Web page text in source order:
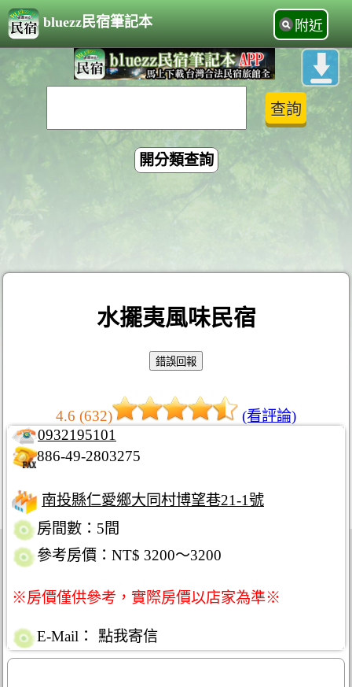
bluezz民宿筆記本 附近
開分類查詢
水擺夷風味民宿
4.6 (632)
(看評論)
0932195101
886-49-2803275
南投縣仁愛鄉大同村博望巷21-1號
房間數：5間
參考房價：NT$ 3200～3200
※房價僅供參考，實際房價以店家為準※
E-Mail： 點我寄信